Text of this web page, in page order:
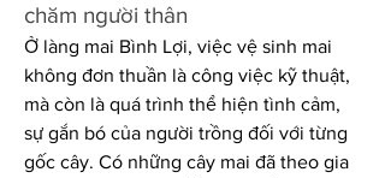
chăm người thân
Ở làng mai Bình Lợi, việc vệ sinh mai
không đơn thuần là công việc kỹ thuật,
mà còn là quá trình thể hiện tình cảm,
sự gắn bó của người trồng đối với từng
gốc cây. Có những cây mai đã theo gia